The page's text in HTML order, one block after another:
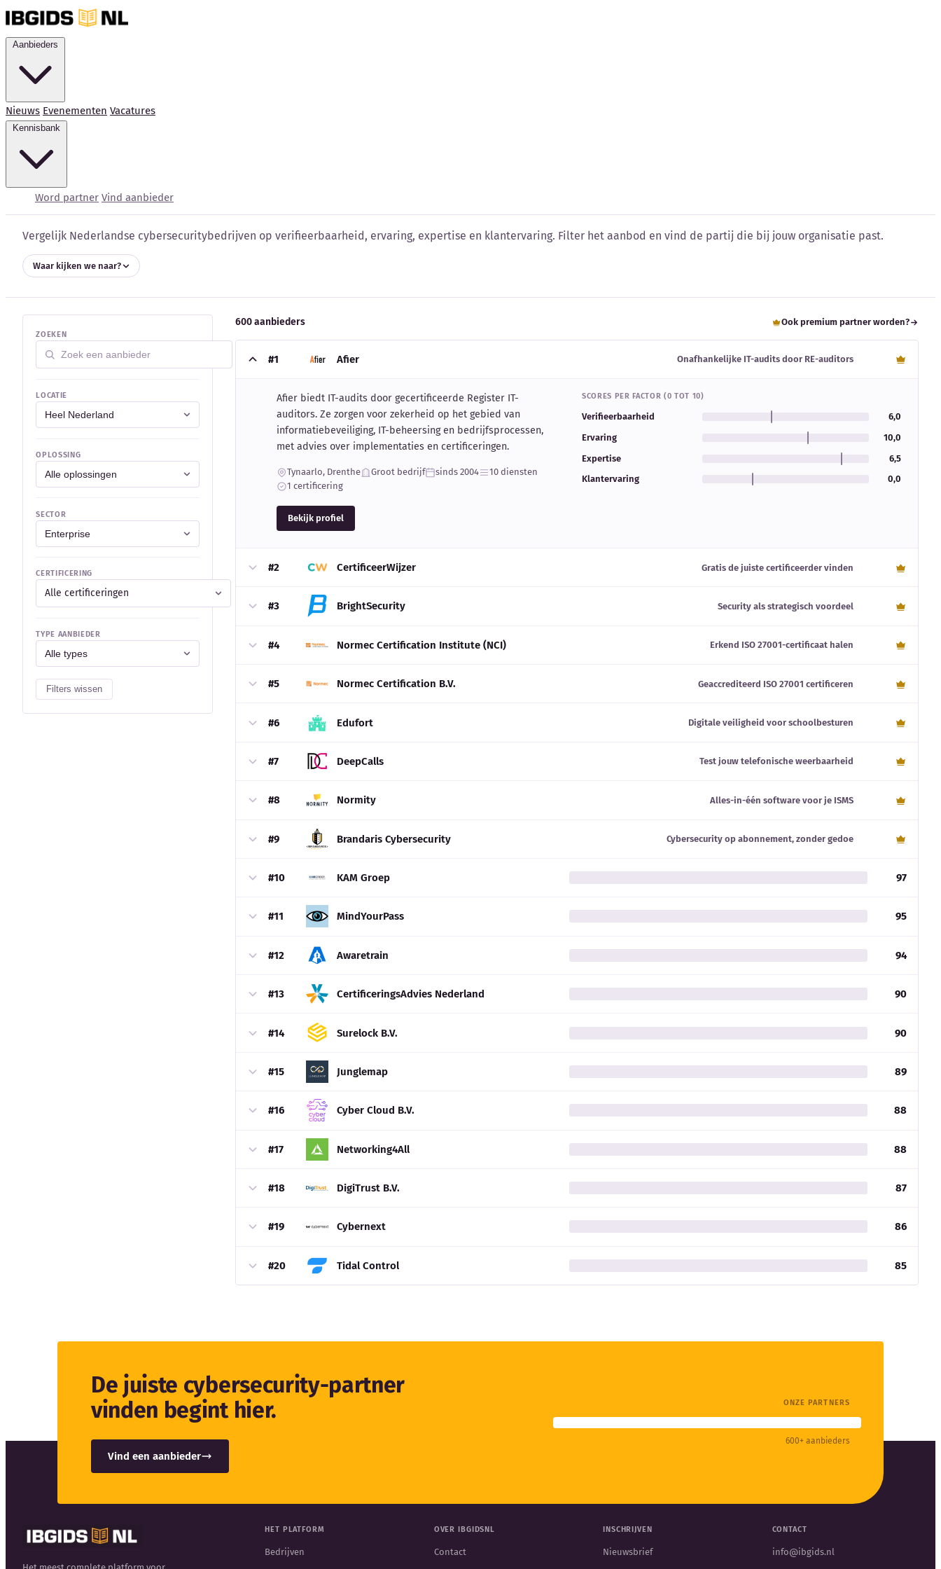
Nieuws Evenementen Vacatures
Word partner Vind aanbieder
Cybersecurity bedrijven vergelijken
Vergelijk Nederlandse cybersecuritybedrijven op verifieerbaarheid, ervaring, expertise en klantervaring. Filter het aanbod en vind de partij die bij jouw organisatie past.
Waar kijken we naar?
ZOEKEN
LOCATIE
OPLOSSING
SECTOR
CERTIFICERING
Alle certificeringen
TYPE AANBIEDER
Filters wissen
600 aanbieders Ook premium partner worden?
#1 Afier Onafhankelijke IT-audits door RE-auditors
Afier biedt IT-audits door gecertificeerde Register IT-
auditors. Ze zorgen voor zekerheid op het gebied van
informatiebeveiliging, IT-beheersing en bedrijfsprocessen,
met advies over implementaties en certificeringen.
Tynaarlo, Drenthe Groot bedrijf sinds 2004
10 diensten
1 certificering
Bekijk profiel
SCORES PER FACTOR (0 TOT 10)
Verifieerbaarheid
6,0
Ervaring
10,0
Expertise
6,5
Klantervaring
0,0
#2 CertificeerWijzer Gratis de juiste certificeerder vinden
#3 BrightSecurity Security als strategisch voordeel
#4 Normec Certification Institute (NCI) Erkend ISO 27001-certificaat halen
#5 Normec Certification B.V. Geaccrediteerd ISO 27001 certificeren
#6 Edufort Digitale veiligheid voor schoolbesturen
#7 DeepCalls Test jouw telefonische weerbaarheid
#8 Normity Alles-in-één software voor je ISMS
#9 Brandaris Cybersecurity Cybersecurity op abonnement, zonder gedoe
#10 KAM Groep 97
#11 MindYourPass 95
#12 Awaretrain 94
#13 CertificeringsAdvies Nederland 90
#14 Surelock B.V. 90
#15 Junglemap 89
#16 Cyber Cloud B.V. 88
#17 Networking4All 88
#18 DigiTrust B.V. 87
#19 Cybernext 86
#20 Tidal Control 85
De juiste cybersecurity-partner
vinden begint hier.
Vind een aanbieder
ONZE PARTNERS
600+ aanbieders
HET PLATFORM
Bedrijven
OVER IBGIDSNL
Contact
INSCHRIJVEN
Nieuwsbrief
CONTACT
info@ibgids.nl